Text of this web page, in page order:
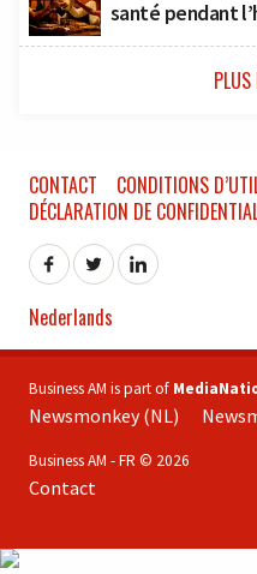
santé pendant
PLUS
CONTACT
CONDITIONS
DÉCLARATION DE
Nederlands
Business AM is part of
Newsmonkey (NL)
Business AM - FR © 2026
Contact